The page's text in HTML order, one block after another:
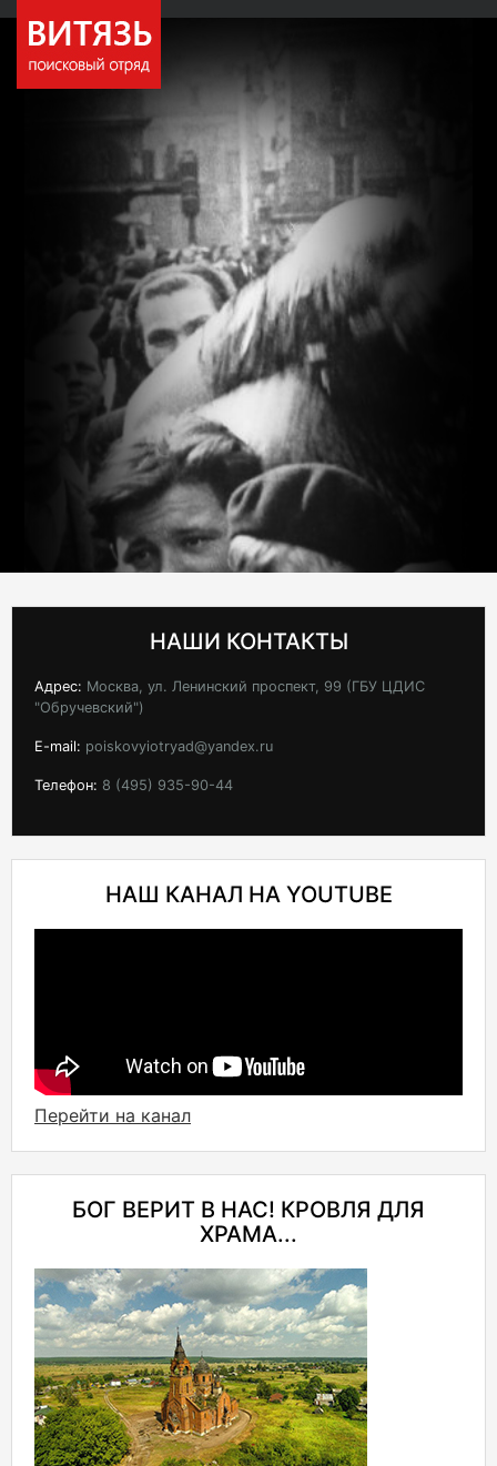
НАШИ КОНТАКТЫ
Адрес: Москва, ул. Ленинский проспект, 99 (ГБУ ЦДИС
"Обручевский")
E-mail: poiskovyiotryad@yandex.ru
Телефон: 8 (495) 935-90-44
НАШ КАНАЛ НА YOUTUBE
Перейти на канал
БОГ ВЕРИТ В НАС! КРОВЛЯ ДЛЯ
ХРАМА...